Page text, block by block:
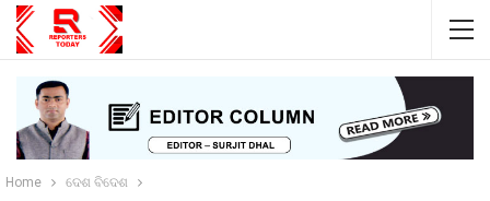
Home ଦେଶ ବିଦେଶ